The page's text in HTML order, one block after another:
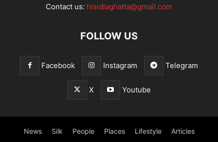
Contact us: hisidlaghatta@gmail.com
FOLLOW US
Facebook Instagram Telegram
X Youtube
News Silk People Places Lifestyle Articles